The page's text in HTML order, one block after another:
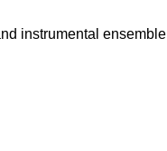
instrumental ensemble